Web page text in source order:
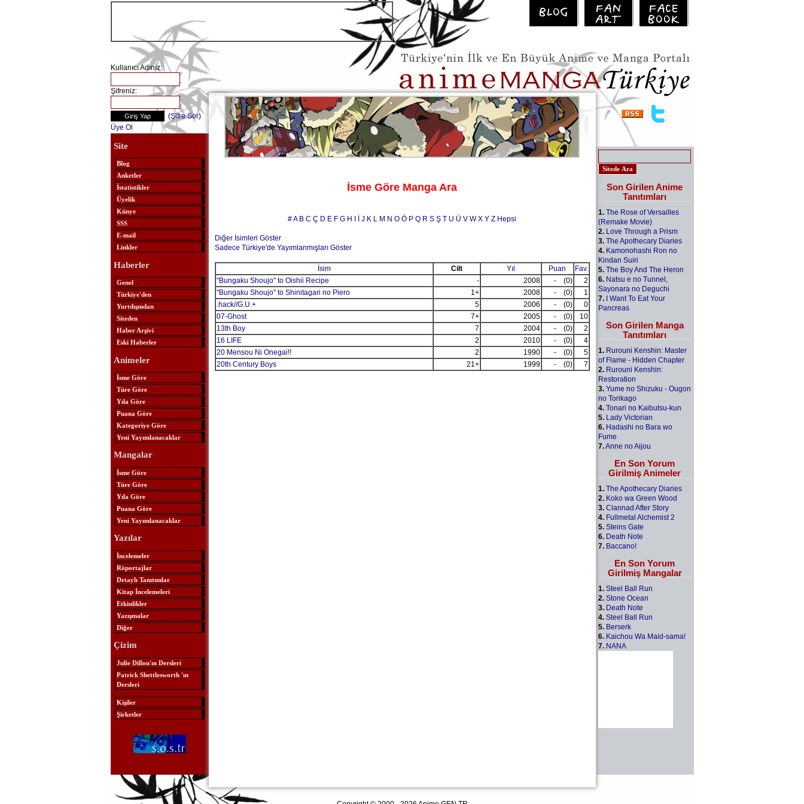
Kullanıcı Adınız:
Şifreniz:
(Şifre Sor)
Üye Ol
Site
Blog
Anketler
İstatistikler
Üyelik
Künye
SSS
E-mail
Linkler
Haberler
Genel
Türkiye'den
Yurtdışından
Siteden
Haber Arşivi
Eski Haberler
Animeler
İsme Göre
Türe Göre
Yıla Göre
Puana Göre
Kategoriye Göre
Yeni Yayımlanacaklar
Mangalar
İsme Göre
Türe Göre
Yıla Göre
Puana Göre
Yeni Yayımlanacaklar
Yazılar
İncelemeler
Röportajlar
Detaylı Tanıtımlar
Kitap İncelemeleri
Etkinlikler
Yazışmalar
Diğer
Çizim
Julie Dillon'ın Dersleri
Patrick Shettlesworth 'ın
Dersleri
Kişiler
Şirketler
İsme Göre Manga Ara
#A B C Ç D E F G H J K L M N O Ö P Q R S Ş T U Ü V W X Y Z Hepsi
Diğer İsimleri Göster
Sadece Türkiye'de Yayımlanmışları Göster
İsim Cilt Yıl Puan
Fav.
"Bungaku Shoujo" to Oishii Recipe
- 2008 - (0)
2
"Bungaku Shoujo" to Shinitagari no Piero
1+ 2008 - (0)
1
.hack//G.U.+
5 2006 - (0)
0
07-Ghost
7+ 2005 - (0)
10
13th Boy
7 2004 - (0)
2
16 LIFE
2 2010 - (0)
4
20 Mensou Ni Onegai!!
2 1990 - (0)
5
20th Century Boys
21+ 1999 - (0) 7
Son Girilen Anime
Tanıtımları
1. The Rose of Versailles
(Remake Movie)
2. Love Through a Prism
3. The Apothecary Diaries
4. Kamonohashi Ron no
Kindan Suiri
5. The Boy And The Heron
6. Natsu e no Tunnel,
Sayonara no Deguchi
7. I Want To Eat Your
Pancreas
Son Girilen Manga
Tanıtımları
1. Rurouni Kenshin: Master
of Flame - Hidden Chapter
2. Rurouni Kenshin:
Restoration
3. Yume no Shizuku - Ougon
no Torikago
4. Tonari no Kaibutsu-kun
5. Lady Victorian
6. Hadashi no Bara wo
Fume
7.Anne no Aijou
En Son Yorum
Girilmiş Animeler
1. The Apothecary Diaries
2. Koko wa Green Wood
3. Clannad After Story
4. Fullmetal Alchemist 2
5. Steins Gate
6. Death Note
7. Baccano!
En Son Yorum
Girilmiş Mangalar
1. Steel Ball Run
2. Stone Ocean
3. Death Note
4. Steel Ball Run
5. Berserk
6. Kaichou Wa Maid-sama!
7. NANA